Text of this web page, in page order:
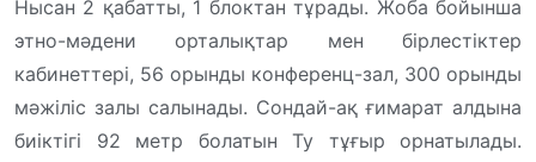
Нысан 2 қабатты, 1 блоктан тұрады. Жоба бойынша
этно-мәдени орталықтар мен бірлестіктер
кабинеттері, 56 орынды конференц-зал, 300 орынды
мәжіліс залы салынады. Сондай-ақ ғимарат алдына
биіктігі 92 метр болатын Ту тұғыр орнатылады.